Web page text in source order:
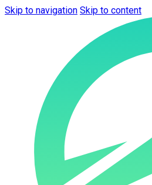
Skip to navigation Skip to content